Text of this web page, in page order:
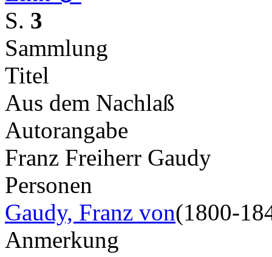
S. 3
Sammlung
Titel
Aus dem Nachlaß
Autorangabe
Franz Freiherr Gaudy
Personen
Gaudy, Franz von(1800-
Anmerkung